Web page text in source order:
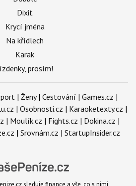
Dixit
Krycí jména
Na křídlech
Karak
prosím!
| Ženy| Cestování | Games.cz |
| Osobnosti.cz | Karaoketexty.cz |
| Moulík.cz | Fights.cz | Dokina.cz |
| Srovnám.cz | StartupInsider.cz
sleduje finance a vše, co s nimi